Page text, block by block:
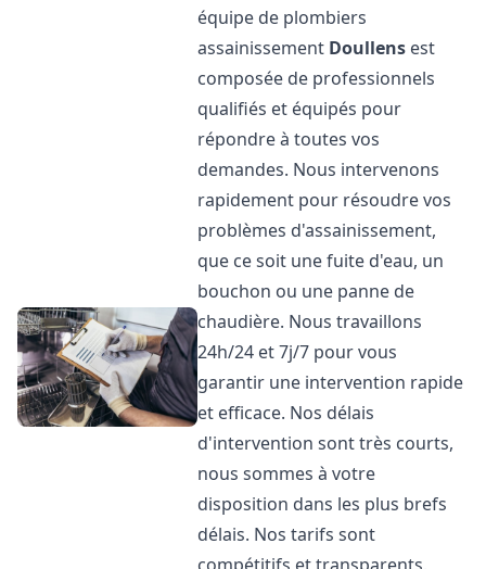
équipe de plombiers
assainissement Doullens est
composée de professionnels
qualifiés et équipés pour
répondre à toutes vos
demandes. Nous intervenons
rapidement pour résoudre vos
problèmes d'assainissement,
que ce soit une fuite d'eau, un
bouchon ou une panne de
chaudière. Nous travaillons
24h/24 et 7j/7 pour vous
garantir une intervention rapide
et efficace. Nos délais
d'intervention sont très courts,
nous sommes à votre
disposition dans les plus brefs
délais. Nos tarifs sont